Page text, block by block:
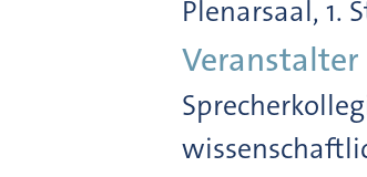
Plenarsaal, 1.
Veranstalter